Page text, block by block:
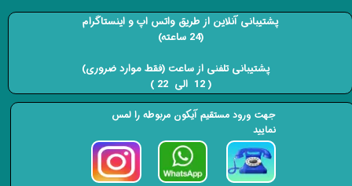
پشتیبانی آنلاین از طریق واتس اپ و اینستاگرام
(24 ساعته)
​​​​​​​ پشتیبانی تلفنی از ساعت (فقط موارد ضروری)
( 12 الی 22 ) ​​​​​​​
جهت ورود مستقیم آیکون مربوطه را لمس
نمایید